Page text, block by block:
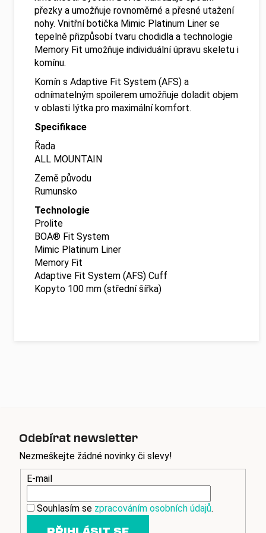
přezky a umožňuje rovnoměrné a přesné utažení
nohy. Vnitřní botička Mimic Platinum Liner se
tepelně přizpůsobí tvaru chodidla a technologie
Memory Fit umožňuje individuální úpravu skeletu i
komínu.
Komín s Adaptive Fit System (AFS) a
odnímatelným spoilerem umožňuje doladit objem
v oblasti lýtka pro maximální komfort.
Specifikace
Řada
ALL MOUNTAIN
Země původu
Rumunsko
Technologie
Prolite
BOA® Fit System
Mimic Platinum Liner
Memory Fit
Adaptive Fit System (AFS) Cuff
Kopyto 100 mm (střední šířka)
Odebírat newsletter
Nezmeškejte žádné novinky či slevy!
E-mail
Souhlasím se zpracováním osobních údajů.